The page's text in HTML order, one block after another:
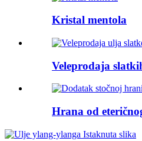
Kristal mentola
Veleprodaja
Hrana od